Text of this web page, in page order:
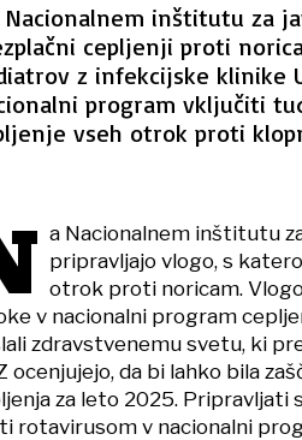
Nacionalnem inštitutu za
cepljenji proti
z infekcijske klinike
program vključiti
vseh otrok proti
a Nacionalnem inštitutu
pripravljajo vlogo, s
otrok proti noricam.
v nacionalni program
zdravstvenemu svetu, ki
ocenjujejo, da bi lahko bila
za leto 2025. Pripravljati
rotavirusom v nacionalni